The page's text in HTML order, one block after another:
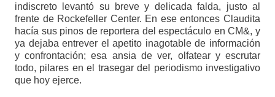
indiscreto levantó su breve y delicada falda, justo al
frente de Rockefeller Center. En ese entonces Claudita
hacía sus pinos de reportera del espectáculo en CM&, y
ya dejaba entrever el apetito inagotable de información
y confrontación; esa ansia de ver, olfatear y escrutar
todo, pilares en el trasegar del periodismo investigativo
que hoy ejerce.